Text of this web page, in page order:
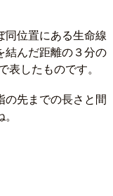
同位置にある生命線
結んだ距離の３分の
表したものです。
の先までの長さと間